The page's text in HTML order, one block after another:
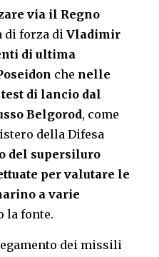
via il Regno
di forza diVladimir
di ultima
che nelle
di lancio dal
Belgorod, come
della Difesa
del supersiluro
per valutare le
a varie
la fonte.
dei missili